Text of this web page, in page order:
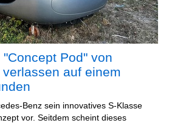
Pod" von
auf einem
Benz sein innovatives S-Klasse
vor. Seitdem scheint dieses